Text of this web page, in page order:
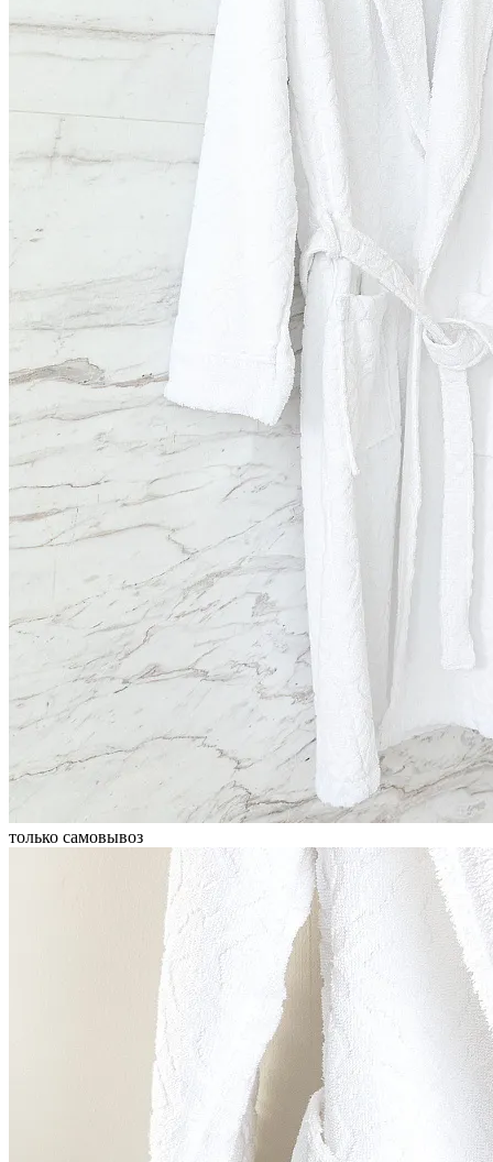
только самовывоз